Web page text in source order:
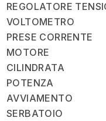
REGOLATORE
VOLTOMETRO
PRESE CORRENTE
MOTORE
CILINDRATA
POTENZA
AVVIAMENTO
SERBATOIO